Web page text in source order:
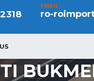
EMAIL:
ro-